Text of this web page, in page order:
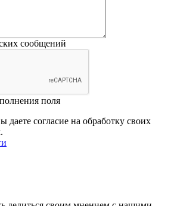
сообщений
поля
согласие на обработку своих